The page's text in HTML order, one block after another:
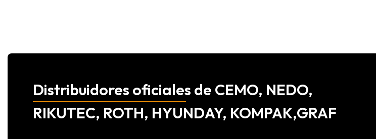
Distribuidores oficiales de CEMO, NEDO,
RIKUTEC, ROTH, HYUNDAY, KOMPAK,GRAF